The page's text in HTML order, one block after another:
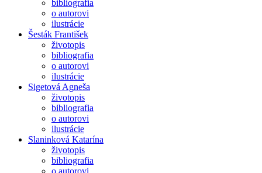
bibliografia
o autorovi
ilustrácie
Šesták František
životopis
bibliografia
o autorovi
ilustrácie
Sigetová Agneša
životopis
bibliografia
o autorovi
ilustrácie
Slaninková Katarína
životopis
bibliografia
o autorovi